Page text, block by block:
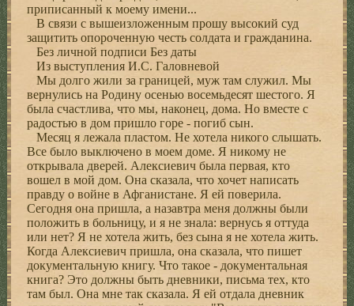
приписанный к моему имени...
В связи с вышеизложенным прошу высокий суд
защитить опороченную честь солдата и гражданина.
Без личной подписи Без даты
Из выступления И.С. Галовневой
Мы долго жили за границей, муж там служил. Мы
вернулись на Родину осенью восемьдесят шестого. Я
была счастлива, что мы, наконец, дома. Но вместе с
радостью в дом пришло горе - погиб сын.
Месяц я лежала пластом. Не хотела никого слышать.
Все было выключено в моем доме. Я никому не
открывала дверей. Алексиевич была первая, кто
вошел в мой дом. Она сказала, что хочет написать
правду о войне в Афганистане. Я ей поверила.
Сегодня она пришла, а назавтра меня должны были
положить в больницу, и я не знала: вернусь я оттуда
или нет? Я не хотела жить, без сына я не хотела жить.
Когда Алексиевич пришла, она сказала, что пишет
документальную книгу. Что такое - документальная
книга? Это должны быть дневники, письма тех, кто
там был. Она мне так сказала. Я ей отдала дневник